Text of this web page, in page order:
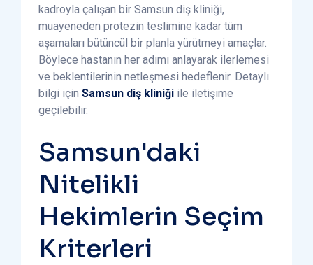
kadroyla çalışan bir Samsun diş kliniği,
muayeneden protezin teslimine kadar tüm
aşamaları bütüncül bir planla yürütmeyi amaçlar.
Böylece hastanın her adımı anlayarak ilerlemesi
ve beklentilerinin netleşmesi hedeflenir. Detaylı
bilgi için Samsun diş kliniği ile iletişime
geçilebilir.
Samsun'daki
Nitelikli
Hekimlerin Seçim
Kriterleri